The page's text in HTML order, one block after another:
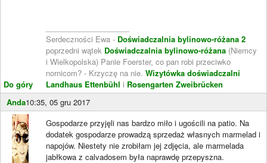
Do góry
Serdeczności Ewa - Doświadczalnia bylinowo-różana 2
poprzedni wątek Doświadczalnia bylinowo-różana (Niemcy
i Wielkopolska) Panie Foerster, co pan robi przeciwko
nornicom? - Krzyczę na nie. Wizytówka doświadczalni
Landhaus Ettenbühl i Rosengarten Zweibrücken
Anda10:35, 05 gru 2017
Gospodarze przyjęli nas bardzo miło i ugościli na patio. Na
dodatek gospodarze prowadzą sprzedaż własnych marmelad i
napojów. Niestety nie zrobiłam jej zdjęcia, ale marmelada
jabłkowa z calvadosem była naprawdę przepyszna.